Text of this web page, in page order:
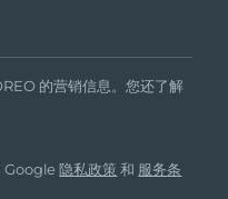
的营销信息。您还了解
Google隐私政策 和 服务条